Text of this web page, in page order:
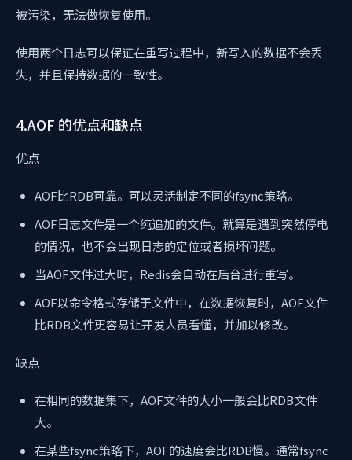
被污染，无法做恢复使用。
使用两个日志可以保证在重写过程中，新写入的数据不会丢
失，并且保持数据的一致性。
4.AOF 的优点和缺点
优点
AOF比RDB可靠。可以灵活制定不同的fsync策略。
AOF日志文件是一个纯追加的文件。就算是遇到突然停电
的情况，也不会出现日志的定位或者损坏问题。
当AOF文件过大时，Redis会自动在后台进行重写。
AOF以命令格式存储于文件中，在数据恢复时，AOF文件
比RDB文件更容易让开发人员看懂，并加以修改。
缺点
在相同的数据集下，AOF文件的大小一般会比RDB文件
大。
在某些fsync策略下，AOF的速度会比RDB慢。通常fsync